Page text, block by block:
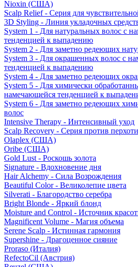
Nioxin (США)
Scalp Relief - Серия для
3D Styling - Линия укладочных
System 1 - Для натуральных волос с
тенденцией к выпадению
System 2 - Для заметно редеющих
System 3 - Для окрашенных волос с
тенденцией к выпадению
System 4 - Для заметно редеющих
System 5 - Для химически
намечающейся тенденцией к
System 6 - Для заметно редеющих
волос
Intensive Therapy - Интенсивный уход
Scalp Recovery - Серия против перхоти
Olaplex (США)
Oribe (США)
Gold Lust - Роскошь золота
Signature - Вдохновение дня
Hair Alchemy - Сила Возрождения
Beautiful Color - Великолепие цвета
Silverati - Благородство серебра
Bright Blonde - Яркий блонд
Moisture and Control - Источник
Magnificent Volume - Магия объема
Serene Scalp - Истинная гармония
Supershine - Драгоценное сияние
Proraso (Италия)
RefectoCil (Австрия)